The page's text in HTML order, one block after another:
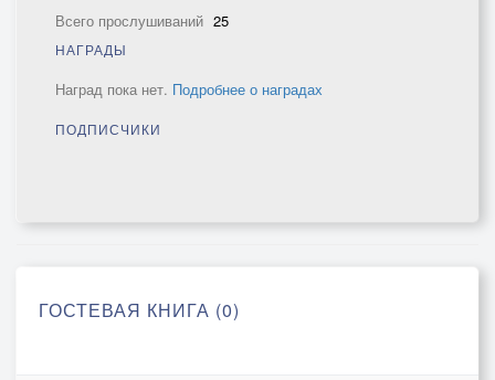
Всего прослушиваний 25
НАГРАДЫ
Наград пока нет. Подробнее о наградах
ПОДПИСЧИКИ
ГОСТЕВАЯ КНИГА (0)